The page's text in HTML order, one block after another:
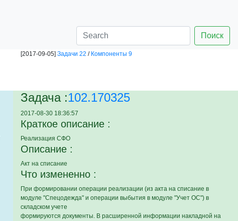
Поиск
[2017-09-05] Задачи 22 / Компоненты 9
Задача :102.170325
2017-08-30 18:36:57
Краткое описание :
Реализация СФО
Описание :
Акт на списание
Что измененно :
При формировании операции реализации (из акта на списание в
модуле "Спецодежда" и операции выбытия в модуле "Учет ОС") в
складском учете
формируются документы. В расширенной информации накладной на